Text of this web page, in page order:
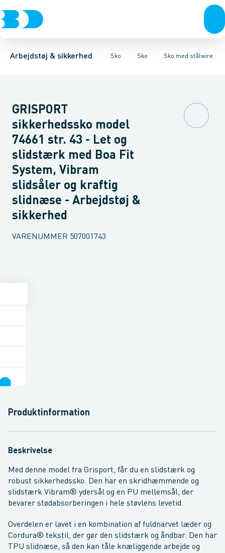
Arbejdstøj & sikkerhed Sko
Trøjer & t-shirtsBukser Overtøj & huerUndertøj & sokkerSko
Sko
SkoSandalerTræskoStøvler Sokker Såler Tilbehør & Pleje
Sko med stålwire
Sko med stålwireSnøresko Sko med velcro
GRISPORT
sikkerhedssko model
74661 str. 43 - Let og
slidstærk med Boa Fit
System, Vibram
slidsåler og kraftig
slidnæse - Arbejdstøj &
sikkerhed
VARENUMMER 507001743
Produktinformation
Beskrivelse
Med denne model fra Grisport, får du en slidstærk og
robust sikkerhedssko. Den har en skridhæmmende og
slidstærk Vibram® ydersål og en PU mellemsål, der
bevarer stødabsorberingen i hele støvlens levetid.
Overdelen er lavet i en kombination af fuldnarvet læder og
Cordura® tekstil, der gør den slidstærk og åndbar. Den har
TPU slidnæse, så den kan tåle knæliggende arbejde og